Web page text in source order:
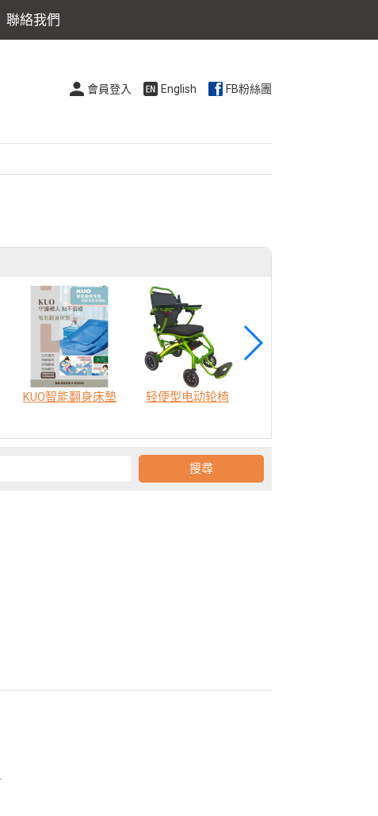
聯絡我們
會員登入 English FB粉絲團
KUO智能翻身床墊 轻便型电动轮椅